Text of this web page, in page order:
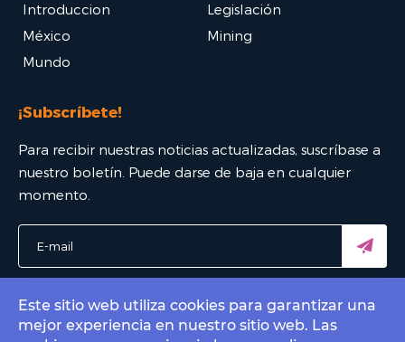
Introduccion
Legislación
México
Mining
Mundo
¡Subscríbete!
Para recibir nuestras noticias actualizadas, suscríbase a
nuestro boletín. Puede darse de baja en cualquier
momento.
Este sitio web utiliza cookies para garantizar una
mejor experiencia en nuestro sitio web. Las